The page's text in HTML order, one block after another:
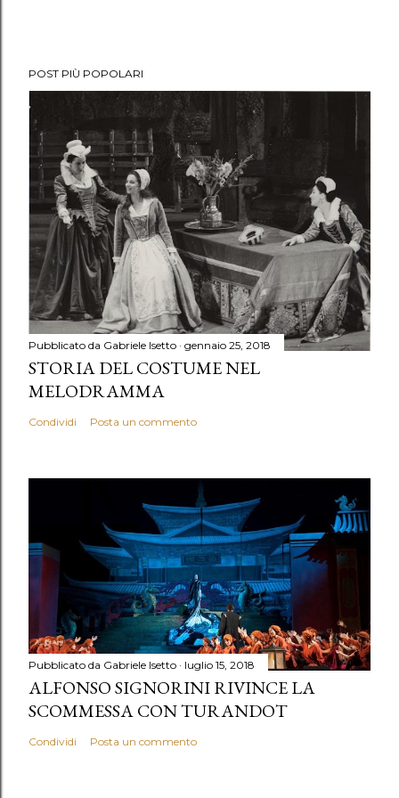
POST PIÙ POPOLARI
Pubblicato da Gabriele Isetto gennaio 25, 2018
STORIA DEL COSTUME NEL
MELODRAMMA
Condividi Posta un commento
Pubblicato da Gabriele Isetto luglio 15, 2018
ALFONSO SIGNORINI RIVINCE LA
SCOMMESSA CON TURANDOT
Condividi Posta un commento